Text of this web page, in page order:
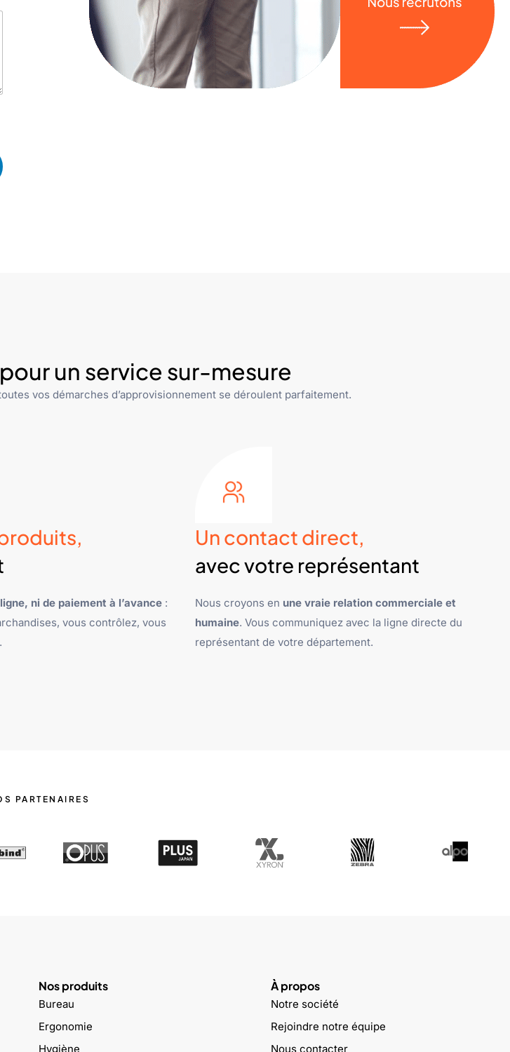
un service sur-mesure
vos démarches d’approvisionnement se déroulent parfaitement.
ni de paiement à l’avance:
vous contrôlez, vous
Un contact direct,
avec votre représentant
Nous croyons en une vraie relation commerciale et
humaine. Vous communiquez avec la ligne directe du
représentant de votre département.
PARTENAIRES
Nos produits
Bureau
Ergonomie
Hygiène
À propos
Notre société
Rejoindre notre équipe
Nous contacter